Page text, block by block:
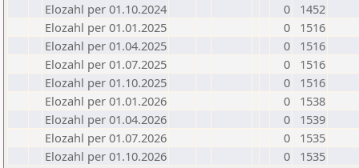
Elozahl per 01.10.2024
0
1452
Elozahl per 01.01.2025
0
1516
Elozahl per 01.04.2025
0
1516
Elozahl per 01.07.2025
0
1516
Elozahl per 01.10.2025
0
1516
Elozahl per 01.01.2026
0
1538
Elozahl per 01.04.2026
0
1539
Elozahl per 01.07.2026
0
1535
Elozahl per 01.10.2026
0 1535